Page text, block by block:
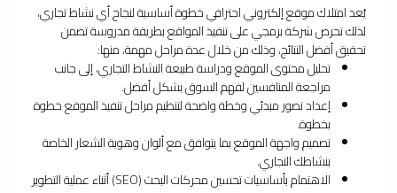
يُعد امتلاك موقع إلكتروني احترافي خطوة أساسية لنجاح أي نشاط تجاري،
لذلك تحرص شركة برمجي على تنفيذ المواقع بطريقة مدروسة تضمن
تحقيق أفضل النتائج، وذلك من خلال عدة مراحل مهمة، منها:
تحليل محتوى الموقع ودراسة طبيعة النشاط التجاري، إلى جانب
مراجعة المنافسين لفهم السوق بشكل أفضل.
إعداد تصور مبدئي وخطة واضحة لتنظيم مراحل تنفيذ الموقع خطوة
بخطوة.
تصميم واجهة الموقع بما يتوافق مع ألوان وهوية الشعار الخاصة
بنشاطك التجاري.
الاهتمام بأساسيات تحسين محركات البحث (SEO) أثناء عملية التطوير